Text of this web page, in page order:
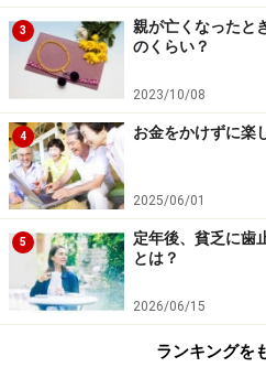
3
親が亡くなったと
のくらい？
2023/10/08
4 お金をかけずに楽
2025/06/01
5
定年後、貧乏に歯
とは？
2026/06/15
ランキングを